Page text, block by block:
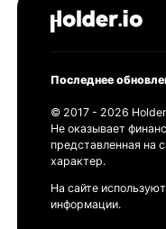
Последнее
© 2017 - 2026
Не оказывает
представленная на
характер.
На сайте
информации.